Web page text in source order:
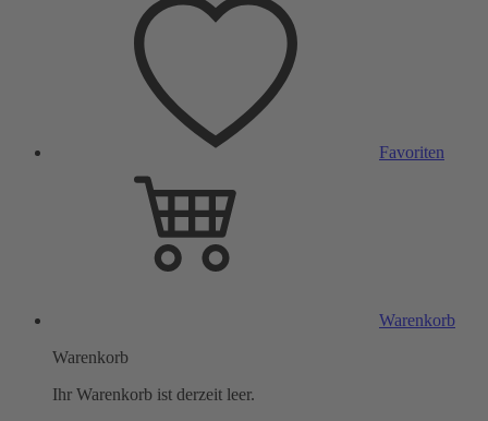
Favoriten
Warenkorb
Warenkorb
Ihr Warenkorb ist derzeit leer.